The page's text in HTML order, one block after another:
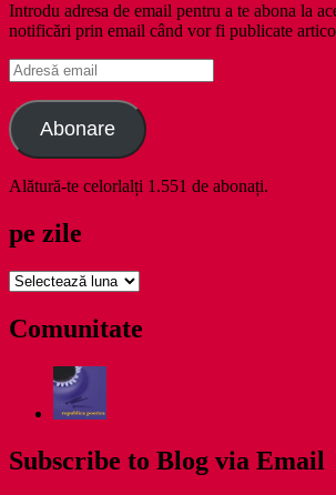
Introdu adresa de email pentru a te abona la
notificări prin email când vor fi publicate
Adresă
email
Abonare
Alătură-te celorlalți 1.551 de abonați.
pe zile
pe
Comunitate
Subscribe to Blog via Email